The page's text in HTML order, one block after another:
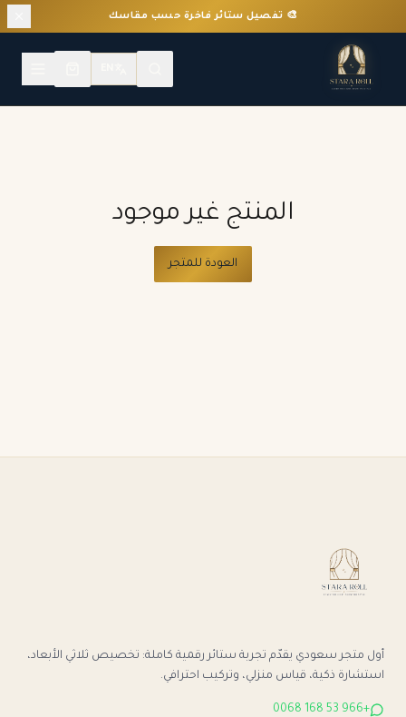
🎨 تفصيل ستائر فاخرة حسب مقاسك
المنتج غير موجود
العودة للمتجر
أول متجر سعودي يقدّم تجربة ستائر رقمية كاملة: تخصيص ثلاثي الأبعاد،
استشارة ذكية، قياس منزلي، وتركيب احترافي.
+966 53 168 0068